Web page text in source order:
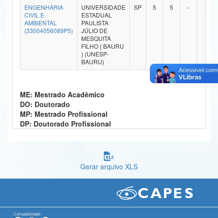
Ministério da Ciência, Tecnologia, Inovações e Comunicações
Ministério do Meio Ambiente
Ministério do Desenvolvimento Regional
Ministério da Mulher, da Família e dos Direitos Humanos
Secretaria-Geral
Gabinete de Segurança Institucional
Banco Central do Brasil
ENGENHARIA
CIVIL E
AMBIENTAL
(33004056089P5)
UNIVERSIDADE
ESTADUAL
PAULISTA
JÚLIO DE
MESQUITA
FILHO ( BAURU
) (UNESP-
BAURU)
SP 5 5 - -
ME: Mestrado Acadêmico
DO: Doutorado
MP: Mestrado Profissional
DP: Doutorado Profissional
Gerar arquivo XLS
Compatibilidade